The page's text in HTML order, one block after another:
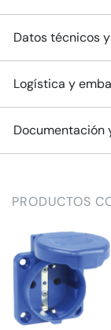
Datos técnicos
Logística y
Documentación
PRODUCTOS